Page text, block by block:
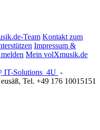
Team Kontakt zum
Impressum &
Mein volXmusik.de
IT-Solutions 4U -
, Tel. +49 176 10015151